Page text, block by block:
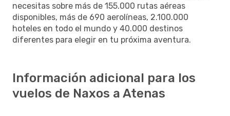
necesitas sobre más de 155.000 rutas aéreas
disponibles, más de 690 aerolíneas, 2.100.000
hoteles en todo el mundo y 40.000 destinos
diferentes para elegir en tu próxima aventura.
Información adicional para los
vuelos de Naxos a Atenas